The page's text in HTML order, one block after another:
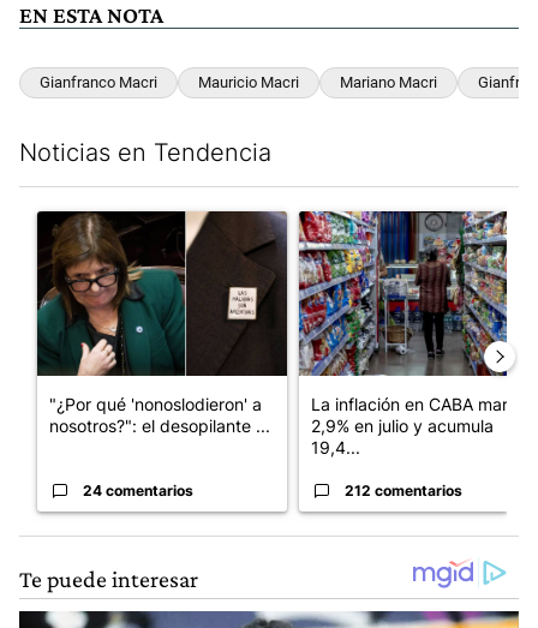
EN ESTA NOTA
Gianfranco Macri Mauricio Macri Mariano Macri
Noticias en Tendencia
Un artículo de tendencia con el título ""¿Por qué
"¿Por qué 'nonoslodieron' a
nosotros?": el desopilante ...
24 comentarios
Un artículo de tendencia con
La inflación en CABA marcó
2,9% en julio y acumula
19,4...
212 comentarios